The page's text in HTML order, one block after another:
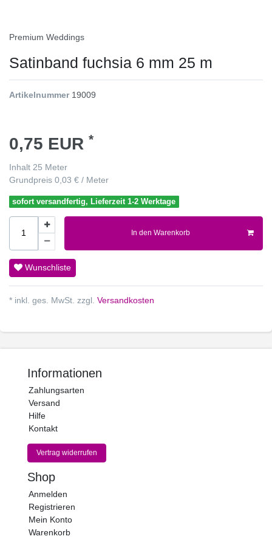
Premium Weddings
Satinband fuchsia 6 mm 25 m
Artikelnummer 19009
0,75 EUR *
Inhalt 25 Meter
Grundpreis 0,03 € / Meter
sofort versandfertig, Lieferzeit 1-2 Werktage
In den Warenkorb
Wunschliste
* inkl. ges. MwSt. zzgl. Versandkosten
Informationen
Zahlungsarten
Versand
Hilfe
Kontakt
Vertrag widerrufen
Shop
Anmelden
Registrieren
Mein Konto
Warenkorb